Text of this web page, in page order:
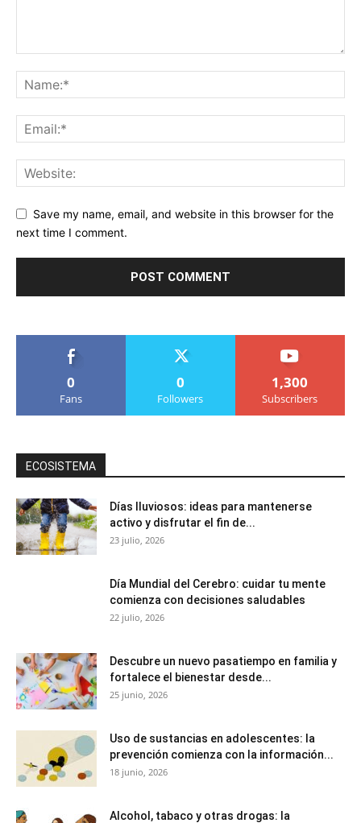
Save my name, email, and website in this browser for the
next time I comment.
0
Fans
0
Followers
1,300
Subscribers
ECOSISTEMA
Días lluviosos: ideas para mantenerse
activo y disfrutar el fin de...
23 julio, 2026
Día Mundial del Cerebro: cuidar tu mente
comienza con decisiones saludables
22 julio, 2026
Descubre un nuevo pasatiempo en familia y
fortalece el bienestar desde...
25 junio, 2026
Uso de sustancias en adolescentes: la
prevención comienza con la información...
18 junio, 2026
Alcohol, tabaco y otras drogas: la